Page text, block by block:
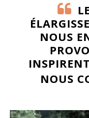
NOUS
NOUS